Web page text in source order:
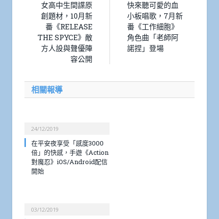
女高中生間諜原
創題材，10月新
番《RELEASE
THE SPYCE》敵
方人設與聲優陣
容公開
快來聽可愛的血
小板唱歌，7月新
番《工作細胞》
角色曲「老師阿
諾捏」登場
相關報導
24/12/2019
在平安夜享受「感度3000
倍」的快感，手遊《Action
對魔忍》iOS/Android配信
開始
03/12/2019